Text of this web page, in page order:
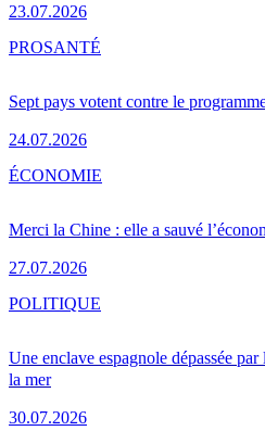
23.07.2026
Sept pays votent contre le
24.07.2026
PROSANTÉ
Merci la Chine : elle a sauvé
27.07.2026
ÉCONOMIE
Une enclave espagnole dépassée
la mer
30.07.2026
POLITIQUE